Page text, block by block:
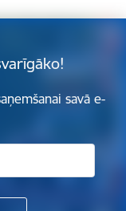
savā e-